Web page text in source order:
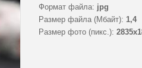
Формат файла: jpg
Размер файла (Мбайт): 1,4
Размер фото (пикс.):